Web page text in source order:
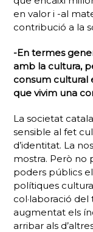
en valor i -al
contribució a la
-En termes
amb la cultura,
consum cultural
que vivim una
La societat
sensible al fet
d’identitat. La
mostra. Però no
poders públics
polítiques
col·laboració
augmentat els
arribar als